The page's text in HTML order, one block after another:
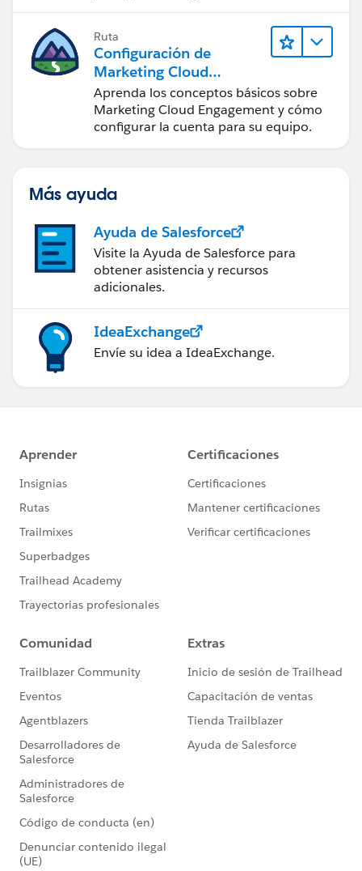
Ruta
Configuración de
Marketing Cloud
Engagement
Aprenda los conceptos básicos sobre
Marketing Cloud Engagement y cómo
configurar la cuenta para su equipo.
Más ayuda
Ayuda de Salesforce
Visite la Ayuda de Salesforce para
obtener asistencia y recursos
adicionales.
IdeaExchange
Envíe su idea a IdeaExchange.